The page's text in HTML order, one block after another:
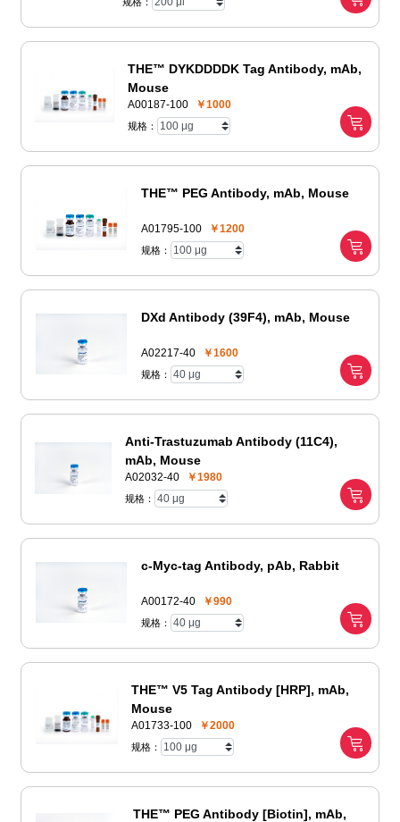
THE™ DYKDDDDK Tag Antibody, mAb,
Mouse
A00187-100 ￥1000
规格：
THE™ PEG Antibody, mAb, Mouse
A01795-100 ￥1200
规格：
DXd Antibody (39F4), mAb, Mouse
A02217-40 ￥1600
规格：
Anti-Trastuzumab Antibody (11C4),
mAb, Mouse
A02032-40 ￥1980
规格：
c-Myc-tag Antibody, pAb, Rabbit
A00172-40 ￥990
规格：
THE™ V5 Tag Antibody [HRP], mAb,
Mouse
A01733-100 ￥2000
规格：
THE™ PEG Antibody [Biotin], mAb,